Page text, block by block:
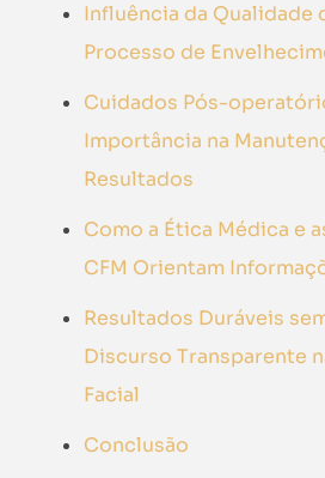
Influência da Qualidade
Processo de
Cuidados Pós-
Importância na
Resultados
Como a Ética Médica e
CFM Orientam
Resultados Duráveis
Discurso Transparente
Facial
Conclusão